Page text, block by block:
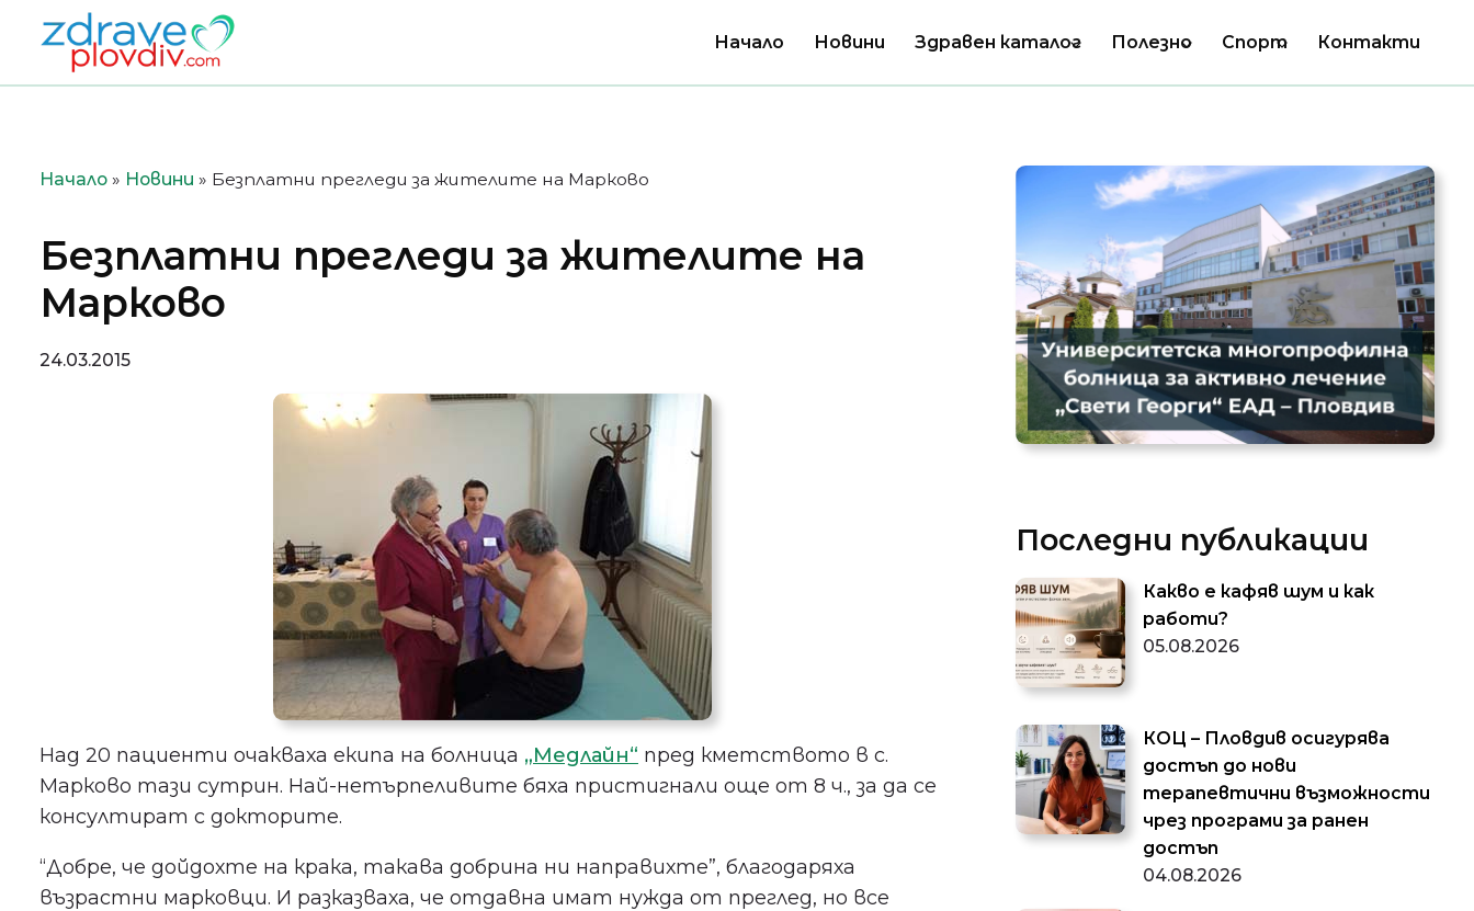
Преминете
към
съдържанието
Начало Новини Здравен каталог Полезно Спорт Контакти
Начало » Новини » Безплатни прегледи за жителите на Марково
Безплатни прегледи за жителите на
Марково
24.03.2015
Над 20 пациенти очакваха екипа на болница „Медлайн“ пред кметството в с.
Марково тази сутрин. Най-нетърпеливите бяха пристигнали още от 8 ч., за да се
консултират с докторите.
“Добре, че дойдохте на крака, такава добрина ни направихте”, благодаряха
възрастни марковци. И разказваха, че отдавна имат нужда от преглед, но все
Последни публикации
Какво е кафяв шум и как
работи?
05.08.2026
КОЦ – Пловдив осигурява
достъп до нови
терапевтични възможности
чрез програми за ранен
достъп
04.08.2026